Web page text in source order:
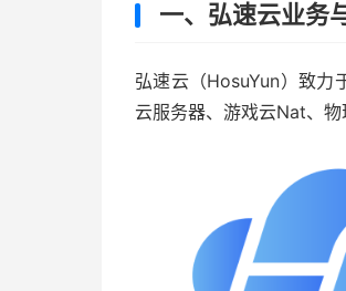
一、弘速云业务
弘速云（HosuYun）致力
云服务器、游戏云Nat、物